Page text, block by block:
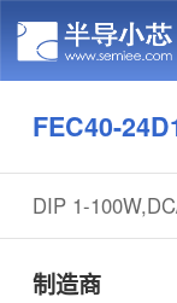
FEC40-
DIP 1-
制造商